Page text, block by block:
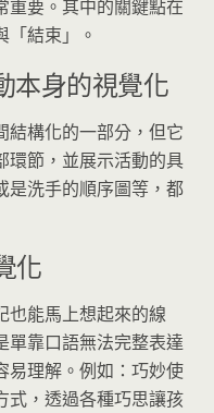
重要。其中的關鍵點在
結束」。
本身的視覺化
結構化的一部分，但它
環節，並展示活動的具
是洗手的順序圖等，都
化
也能馬上想起來的線
單靠口語無法完整表達
易理解。例如：巧妙使
式，透過各種巧思讓孩